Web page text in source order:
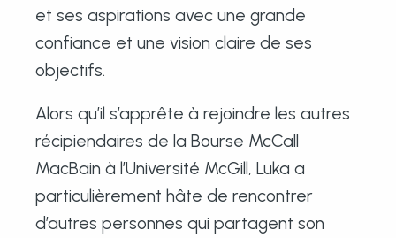
et ses aspirations avec une grande
confiance et une vision claire de ses
objectifs.
Alors qu’il s’apprête à rejoindre les autres
récipiendaires de la Bourse McCall
MacBain à l’Université McGill, Luka a
particulièrement hâte de rencontrer
d’autres personnes qui partagent son